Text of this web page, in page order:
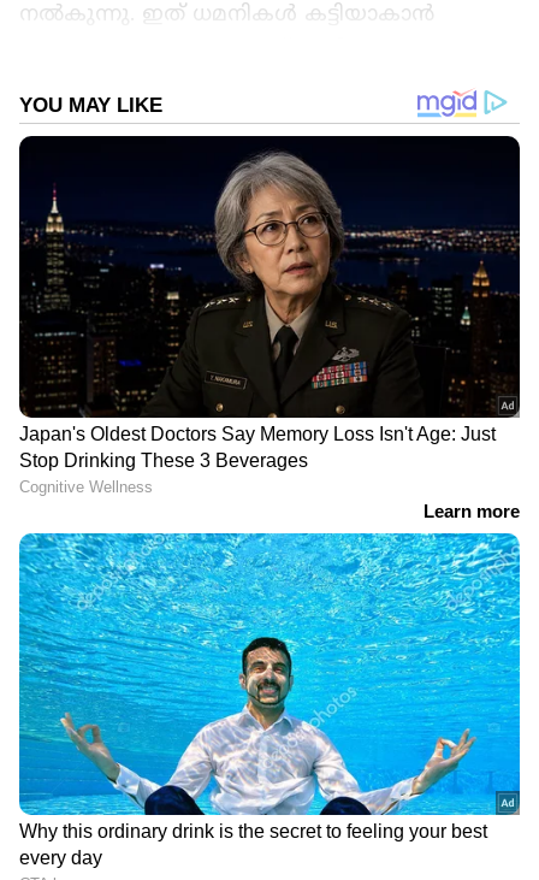
നൽകുന്നു. ഇത് ധമനികൾ കട്ടിയാകാൻ
നിയന്ത്രിച്ചില്ലെങ്കിൽ ഹൃദയാഘാതം,
പക്ഷാഘാതം, വൃക്കരോഗം എന്നിവയ്ക്കുള്ള
സാധ്യത ഗണ്യമായി വർദ്ധിപ്പിക്കുന്നു. ബിപി
നിയന്ത്രിക്കുന്നതിൽ ഭക്ഷണക്രമം പ്രധാന
പങ്കാണ് വഹിക്കുന്നത്.
ഏഷ്യാനെറ്റ് ന്യൂസ് പ്രധാന വാർത്താ സ്രോതസായി
തെരഞ്ഞെടുക്കുക